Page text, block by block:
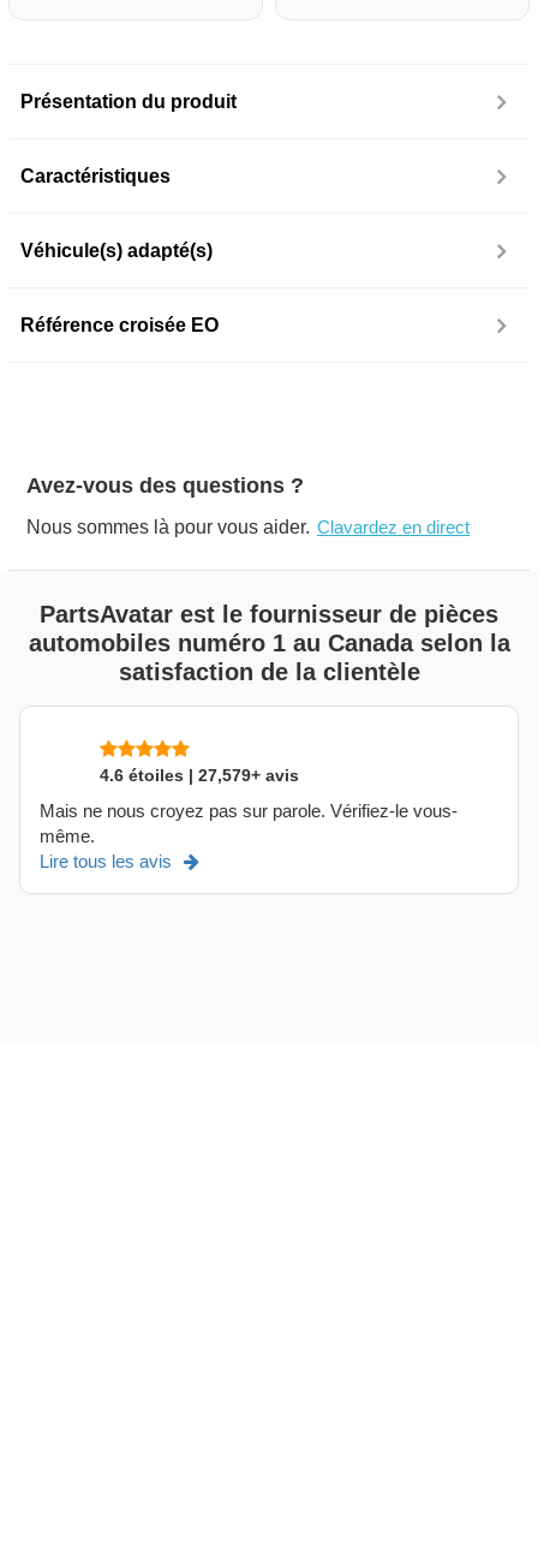
Présentation du produit
Caractéristiques
Véhicule(s) adapté(s)
Référence croisée EO
Avez-vous des questions ?
Nous sommes là pour vous aider. Clavardez en direct
PartsAvatar est le fournisseur de pièces
automobiles numéro 1 au Canada selon la
satisfaction de la clientèle
4.6 étoiles | 27,579+ avis
Mais ne nous croyez pas sur parole. Vérifiez-le vous-
même.
Lire tous les avis